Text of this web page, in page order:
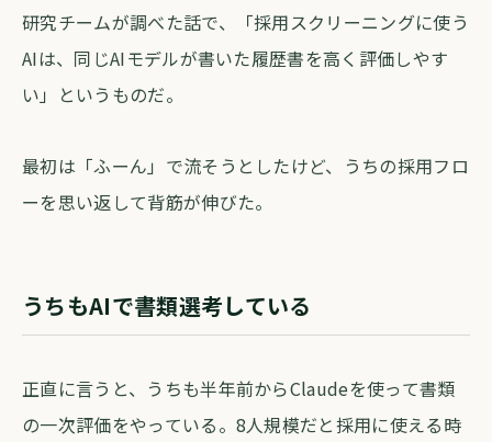
研究チームが調べた話で、「採用スクリーニングに使う
AIは、同じAIモデルが書いた履歴書を高く評価しやす
い」というものだ。
最初は「ふーん」で流そうとしたけど、うちの採用フロ
ーを思い返して背筋が伸びた。
うちもAIで書類選考している
正直に言うと、うちも半年前からClaudeを使って書類
の一次評価をやっている。8人規模だと採用に使える時